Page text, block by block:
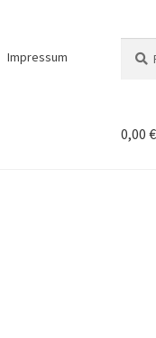
Impressum
nach:
0,00 €